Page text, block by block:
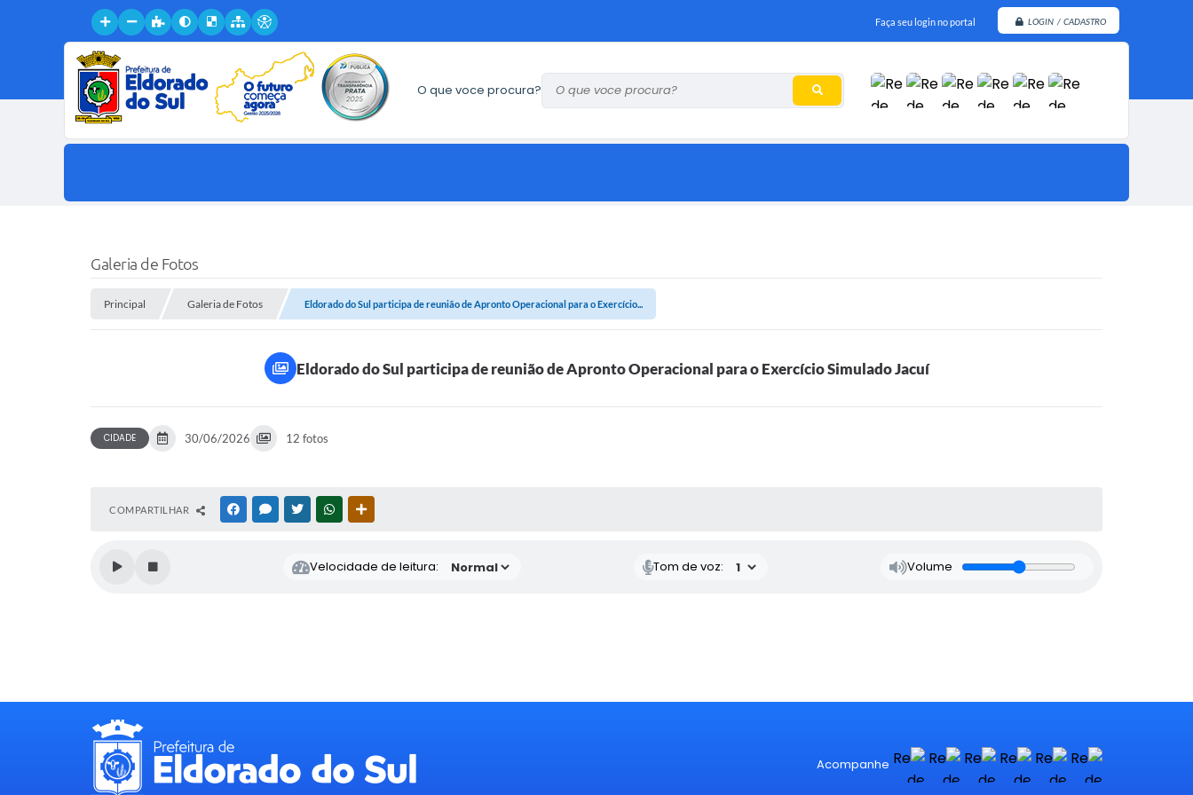
Faça seu login no portal LOGIN / CADASTRO
O que voce procura?
Galeria de Fotos
Principal Galeria de Fotos Eldorado do Sul participa de reunião de Apronto Operacional para o Exercício...
Eldorado do Sul participa de reunião de Apronto Operacional para o Exercício Simulado Jacuí
CIDADE 30/06/2026 12 fotos
COMPARTILHAR FACEBOOKMESSENGER
TWITTERWHATSAPP
Velocidade de leitura: Tom de voz: Volume
Acompanhe